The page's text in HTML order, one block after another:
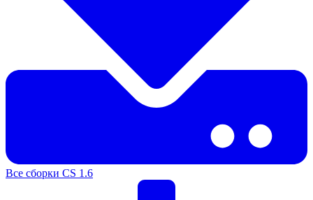
Все сборки CS 1.6